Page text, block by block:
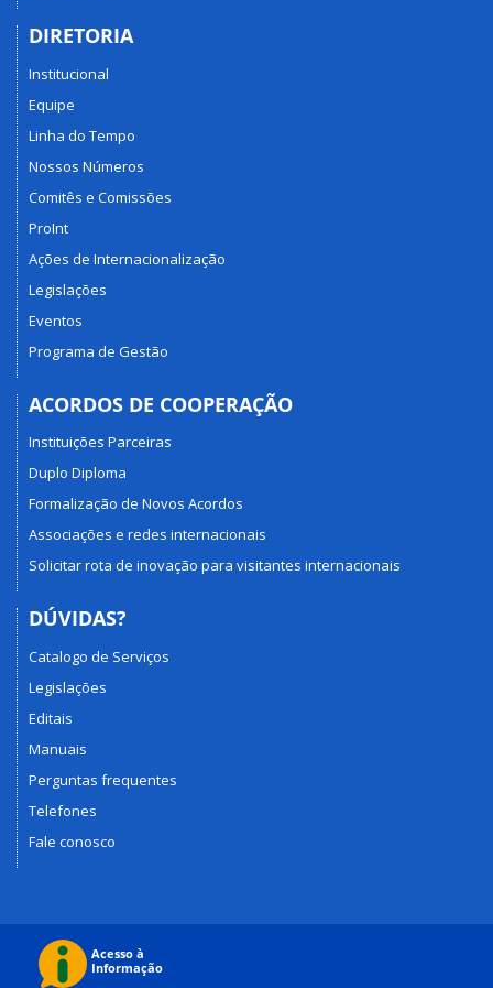
DIRETORIA
Institucional
Equipe
Linha do Tempo
Nossos Números
Comitês e Comissões
ProInt
Ações de Internacionalização
Legislações
Eventos
Programa de Gestão
ACORDOS DE COOPERAÇÃO
Instituições Parceiras
Duplo Diploma
Formalização de Novos Acordos
Associações e redes internacionais
Solicitar rota de inovação para visitantes internacionais
DÚVIDAS?
Catalogo de Serviços
Legislações
Editais
Manuais
Perguntas frequentes
Telefones
Fale conosco